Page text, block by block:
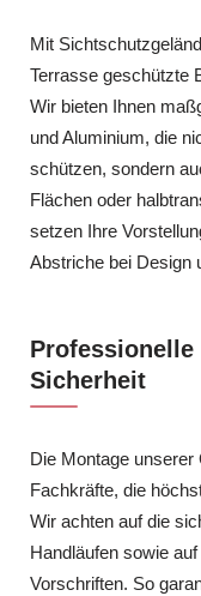
Mit
Terrasse geschützte
Wir bieten Ihnen
und Aluminium, die
schützen, sondern
Flächen oder
setzen Ihre
Abstriche bei Design
Sicherheit
Die Montage unserer
Fachkräfte, die
Wir achten auf die
Handläufen sowie
Vorschriften. So